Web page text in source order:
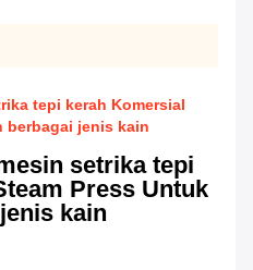
tepi kerah Komersial
berbagai jenis kain
setrika tepi
Press Untuk
kain